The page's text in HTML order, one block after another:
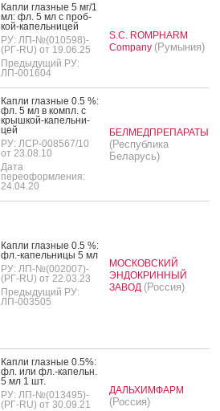
Кап­ли глаз­ные 5 мг/1
мл: фл. 5 мл с проб­
кой-ка­пель­ни­цей
РУ: ЛП-№(010598)-
(РГ-RU) от 19.06.25
Предыдущий РУ:
ЛП-001604
S.C. ROMPHARM
Company (Румыния)
Кап­ли глаз­ные 0.5 %:
фл. 5 мл в компл. с
крыш­кой-ка­пель­ни­
цей
РУ: ЛСР-008567/10
от 23.08.10
Дата
переоформления:
24.04.20
БЕЛМЕДПРЕПАРАТЫ
(Республика
Беларусь)
Кап­ли глаз­ные 0.5 %:
фл.-ка­пель­ни­цы 5 мл
РУ: ЛП-№(002007)-
(РГ-RU) от 22.03.23
Предыдущий РУ:
ЛП-003505
МОСКОВСКИЙ
ЭНДОКРИННЫЙ
ЗАВОД (Россия)
Кап­ли глаз­ные 0.5%:
фл. или фл.-ка­пельн.
5 мл 1 шт.
РУ: ЛП-№(013495)-
(РГ-RU) от 30.09.21
ДАЛЬХИМФАРМ
(Россия)